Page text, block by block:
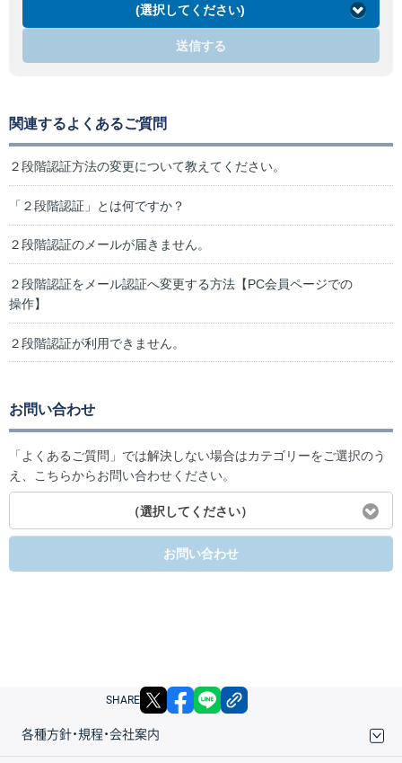
(選択してください)
送信する
関連するよくあるご質問
２段階認証方法の変更について教えてください。
「２段階認証」とは何ですか？
２段階認証のメールが届きません。
２段階認証をメール認証へ変更する方法【PC会員ページでの
操作】
２段階認証が利用できません。
お問い合わせ
「よくあるご質問」では解決しない場合はカテゴリーをご選択のう
え、こちらからお問い合わせください。
（選択してください）
お問い合わせ
SHARE X facebook
各種方針・規程・会社案内
取引規程・約款
サイトマップ
その他のご案内
個人情報保護方針
最良執行方針
サイトのご利用について
ディスクレイマー
信託保全
リスク説明
会社案内